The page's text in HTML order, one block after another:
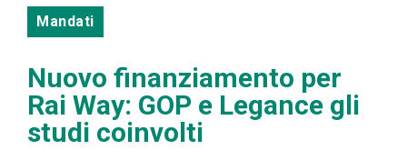
Mandati
Nuovo finanziamento per
Rai Way: GOP e Legance gli
studi coinvolti